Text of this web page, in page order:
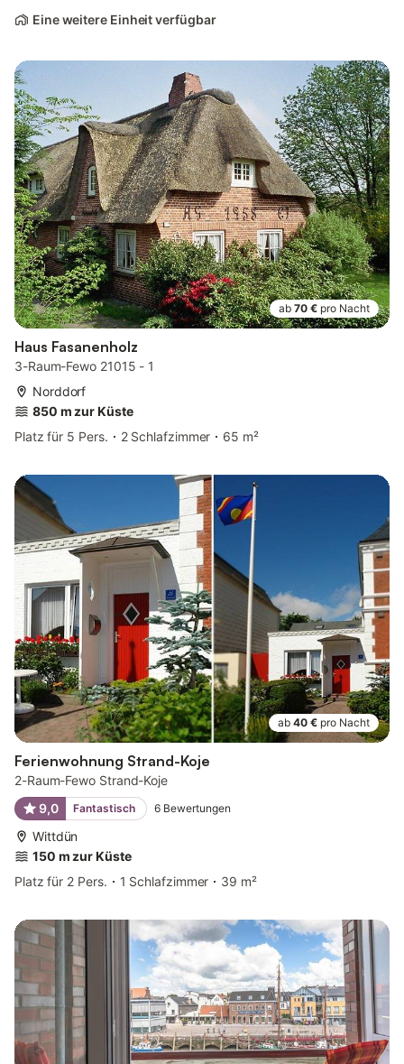
Eine weitere Einheit verfügbar
ab 70 € pro Nacht
Haus Fasanenholz
3-Raum-Fewo 21015 - 1
Norddorf
850 m zur Küste
Platz für 5 Pers.
2 Schlafzimmer 65 m²
ab 40 € pro Nacht
Ferienwohnung Strand-Koje
2-Raum-Fewo Strand-Koje
9,0
Fantastisch 6 Bewertungen
Wittdün
150 m zur Küste
Platz für 2 Pers.
1 Schlafzimmer 39 m²